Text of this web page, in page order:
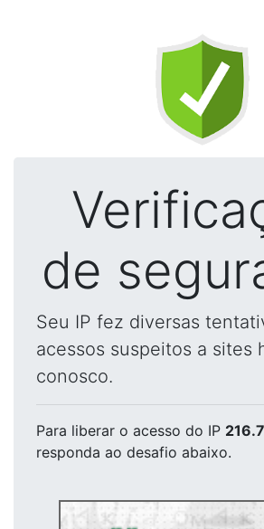
de
Seu IP fez diversas
acessos suspeitos a sites
conosco.
Para liberar o acesso do IP
responda ao desafio abaixo.